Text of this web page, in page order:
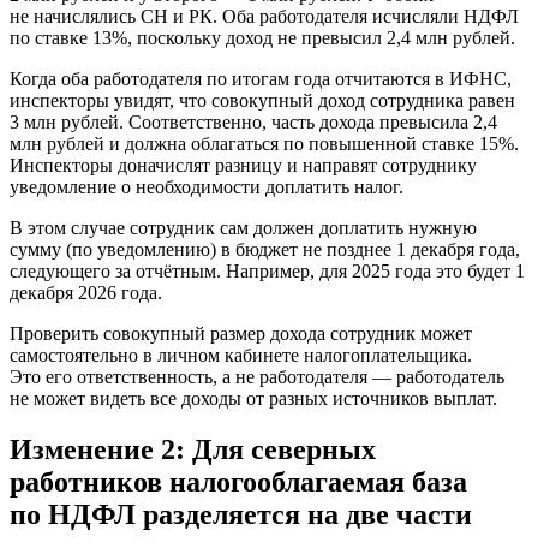
не начислялись СН и РК. Оба работодателя исчисляли НДФЛ
по ставке 13%, поскольку доход не превысил 2,4 млн рублей.
Когда оба работодателя по итогам года отчитаются в ИФНС,
инспекторы увидят, что совокупный доход сотрудника равен
3 млн рублей. Соответственно, часть дохода превысила 2,4
млн рублей и должна облагаться по повышенной ставке 15%.
Инспекторы доначислят разницу и направят сотруднику
уведомление о необходимости доплатить налог.
В этом случае сотрудник сам должен доплатить нужную
сумму (по уведомлению) в бюджет не позднее 1 декабря года,
следующего за отчётным. Например, для 2025 года это будет 1
декабря 2026 года.
Проверить совокупный размер дохода сотрудник может
самостоятельно в личном кабинете налогоплательщика.
Это его ответственность, а не работодателя — работодатель
не может видеть все доходы от разных источников выплат.
Изменение 2: Для северных
работников налогооблагаемая база
по НДФЛ разделяется на две части